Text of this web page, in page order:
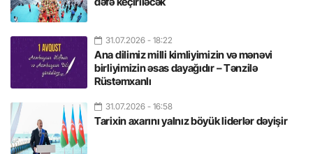
31.07.2026 - 18:22
Ana dilimiz milli kimliyimizin və mənəvi
birliyimizin əsas dayağıdır – Tənzilə
Rüstəmxanlı
31.07.2026 - 16:58
Tarixin axarını yalnız böyük liderlər dəyişir